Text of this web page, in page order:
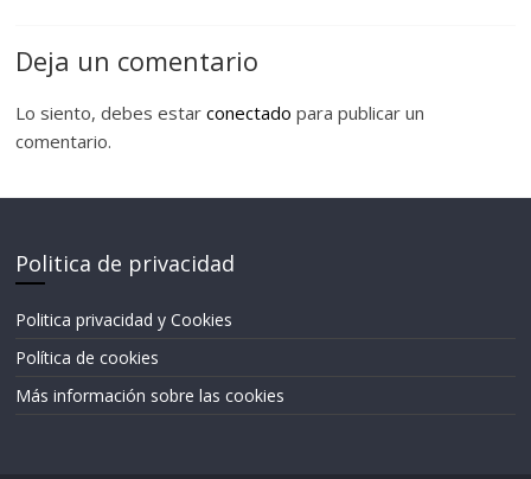
Deja un comentario
Lo siento, debes estarconectado para publicar un
comentario.
Politica de privacidad
Politica privacidad y Cookies
Política de cookies
Más información sobre las cookies